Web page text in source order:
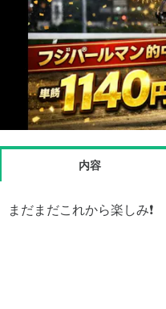
内容
まだまだこれから楽しみ❗️